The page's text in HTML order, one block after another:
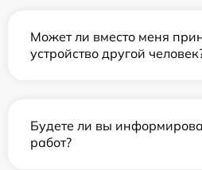
Может ли вместо меня
устройство другой
Будете ли вы
работ?